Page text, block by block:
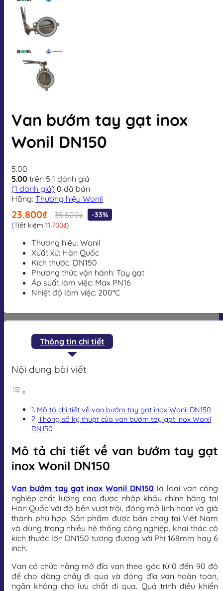
Van bướm tay gạt inox
Wonil DN150
5.00
5.00 trên 5 1 đánh giá
(1 đánh giá) 0 đã bán
Hãng: Thương hiệu Wonil
23.800₫ 35.500₫
-33%
(Tiết kiệm 11.700₫)
Thương hiệu: Wonil
Xuất xứ: Hàn Quốc
Kích thước: DN150
Phương thức vận hành: Tay gạt
Áp suất làm việc: Max PN16
Nhiệt độ làm việc: 200°C
Thông tin chi tiết
Nội dung bài viết
Mô tả chi tiết về van bướm tay gạt inox Wonil DN150
Thông số kỹ thuật của van bướm tay gạt inox Wonil
DN150
Mô tả chi tiết về van bướm tay gạt
inox Wonil DN150
Van bướm tay gạt inox Wonil DN150 là loại van công
nghiệp chất lượng cao được nhập khẩu chính hãng tại
Hàn Quốc với độ bền vượt trội, đóng mở linh hoạt và giá
thành phù hợp. Sản phẩm được bán chạy tại Việt Nam
và dùng trong nhiều hệ thống công nghiệp, khai thác có
kích thước lớn DN150 tương đương với Phi 168mm hay 6
inch.
Van có chức năng mở đĩa van theo góc từ 0 đến 90 độ
để cho dòng chảy đi qua và đóng đĩa van hoàn toàn,
ngăn không cho lưu chất đi qua. Quá trình điều khiển